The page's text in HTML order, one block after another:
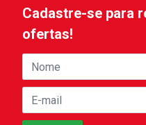
Cadastre-se para
ofertas!